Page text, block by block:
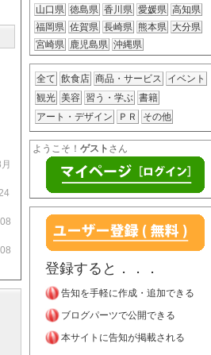
山口県 徳島県 香川県 愛媛県 高知県
福岡県 佐賀県 長崎県 熊本県 大分県
宮崎県 鹿児島県 沖縄県
全て 飲食店 商品・サービス
イベント
観光 美容 習う・学ぶ 書籍
アート・デザイン
ＰＲ その他
ようこそ！ ゲスト さん
登録すると．．．
告知を手軽に作成・追加できる
ブログパーツで公開できる
本サイトに告知が掲載される